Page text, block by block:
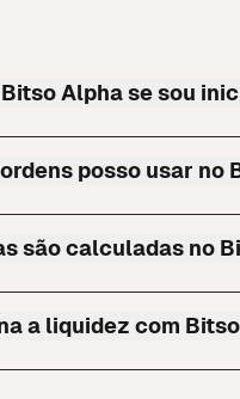
Alpha se sou
posso usar no
são calculadas no
a liquidez com